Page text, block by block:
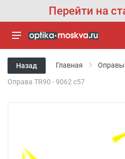
Перейти на
Назад Главная Оправы
Оправа TR90 - 9062 с57